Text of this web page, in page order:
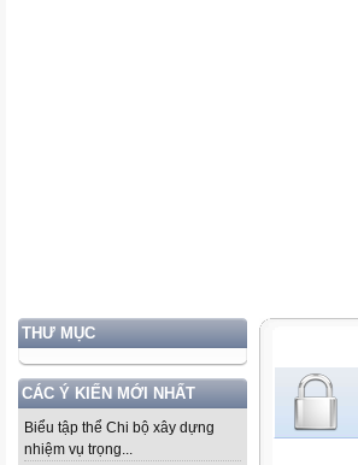
THƯ MỤC
CÁC Ý KIẾN MỚI NHẤT
Biểu tập thể Chi bộ xây dựng
nhiệm vụ trọng...